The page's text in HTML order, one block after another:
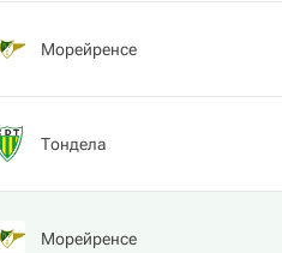
Морейренсе
Тондела
Морейренсе